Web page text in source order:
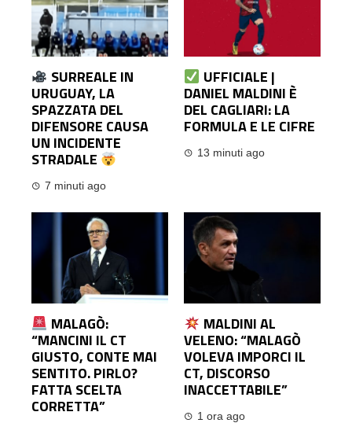
SURREALE IN
URUGUAY, LA
SPAZZATA DEL
DIFENSORE CAUSA
UN INCIDENTE
STRADALE
7 minuti ago
UFFICIALE |
DANIEL MALDINI È
DEL CAGLIARI: LA
FORMULA E LE CIFRE
13 minuti ago
MALAGÒ:
“MANCINI IL CT
GIUSTO, CONTE MAI
SENTITO. PIRLO?
FATTA SCELTA
CORRETTA”
MALDINI AL
VELENO: “MALAGÒ
VOLEVA IMPORCI IL
CT, DISCORSO
INACCETTABILE”
1 ora ago